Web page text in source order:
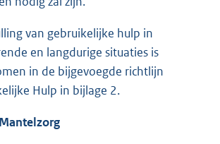
van gebruikelijke hulp in
en langdurige situaties is
in de bijgevoegde richtlijn
Hulp in bijlage 2.